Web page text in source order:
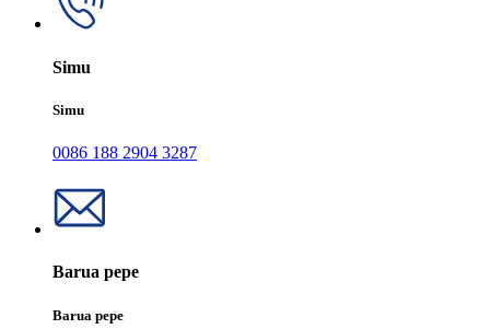
Simu
Simu
0086 188 2904 3287
Barua pepe
Barua pepe